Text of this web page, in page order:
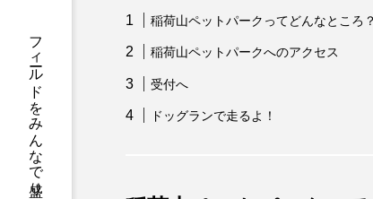
稲荷山ペットパークってどんなところ？
稲荷山ペットパークへのアクセス
受付へ
ドッグランで走るよ！